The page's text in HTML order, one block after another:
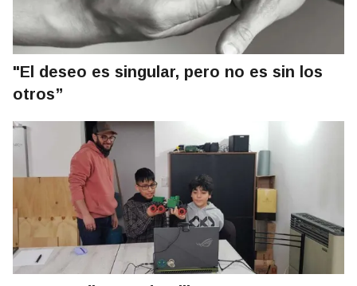
"El deseo es singular, pero no es sin los
otros”